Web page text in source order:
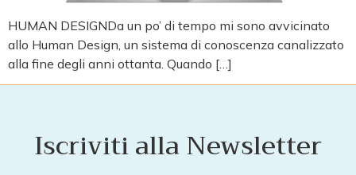
HUMAN DESIGNDa un po’ di tempo mi sono avvicinato
allo Human Design, un sistema di conoscenza canalizzato
alla fine degli anni ottanta. Quando […]
Iscriviti alla Newsletter